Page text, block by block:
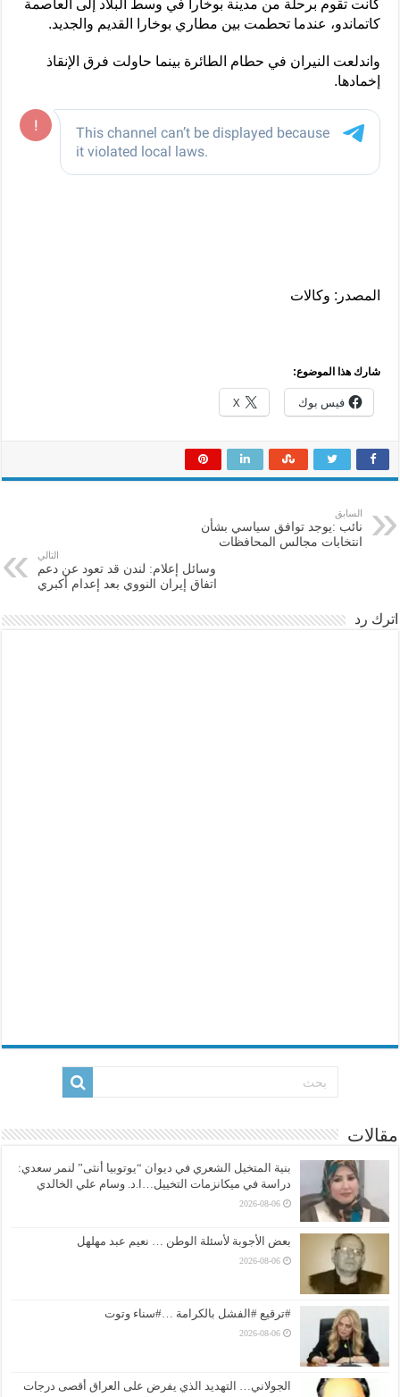
كانت تقوم برحلة من مدينة بوخارا في وسط البلاد إلى العاصمة
كاتماندو، عندما تحطمت بين مطاري بوخارا القديم والجديد.
واندلعت النيران في حطام الطائرة بينما حاولت فرق الإنقاذ
إخمادها.
المصدر: وكالات
شارك هذا الموضوع:
فيس بوك X
السابق
نائب :يوجد توافق سياسي بشأن
انتخابات مجالس المحافظات
التالي
وسائل إعلام: لندن قد تعود عن دعم
اتفاق إيران النووي بعد إعدام أكبري
اترك رد
مقالات
بنية المتخيل الشعري في ديوان “يوتوبيا أنثى” لنمر سعدي:
دراسة في ميكانزمات التخييل…ا.د. وسام علي الخالدي
2026-08-06
بعض الأجوبة لأسئلة الوطن … نعيم عبد مهلهل
2026-08-06
#ترقيع #الفشل بالكرامة …#سناء وتوت
2026-08-06
الجولاني… التهديد الذي يفرض على العراق أقصى درجات